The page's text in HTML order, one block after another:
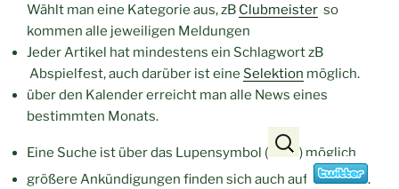
Wählt man eine Kategorie aus, zB Clubmeister so
kommen alle jeweiligen Meldungen
Jeder Artikel hat mindestens ein Schlagwort zB
Abspielfest, auch darüber ist eine Selektion möglich.
über den Kalender erreicht man alle News eines
bestimmten Monats.
Eine Suche ist über das Lupensymbol (
) möglich
größere Ankündigungen finden sich auch auf
.